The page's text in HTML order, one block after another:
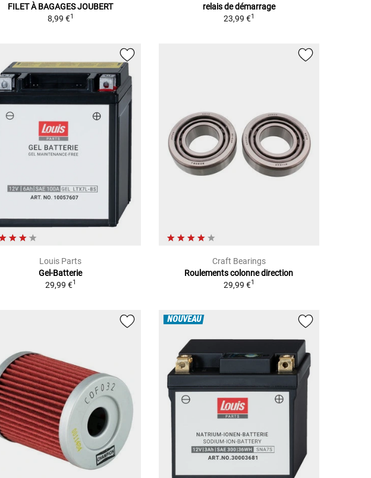
FILET À BAGAGES JOUBERT
8,99 €1
relais de démarrage
23,99 €1
Louis Parts
Gel-Batterie
29,99 €1
Craft Bearings
Roulements colonne direction
29,99 €1
NOUVEAU